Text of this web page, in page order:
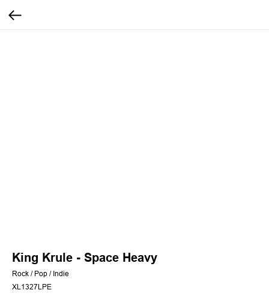
King Krule - Space Heavy
Rock / Pop / Indie
XL1327LPE